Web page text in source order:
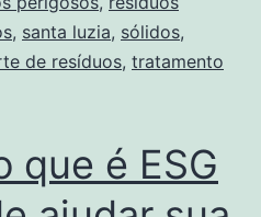
, santa luzia, sólidos,
de resíduos, tratamento
que é ESG